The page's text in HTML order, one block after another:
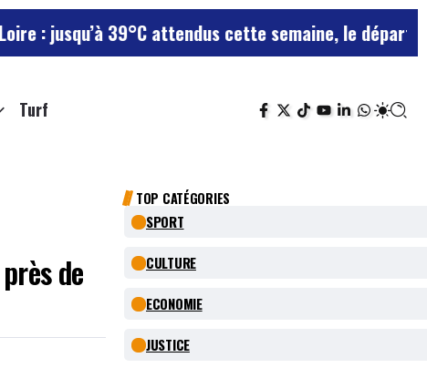
39°C attendus cette semaine, le département reste
Turf
de
TOP CATÉGORIES
SPORT
CULTURE
ECONOMIE
JUSTICE